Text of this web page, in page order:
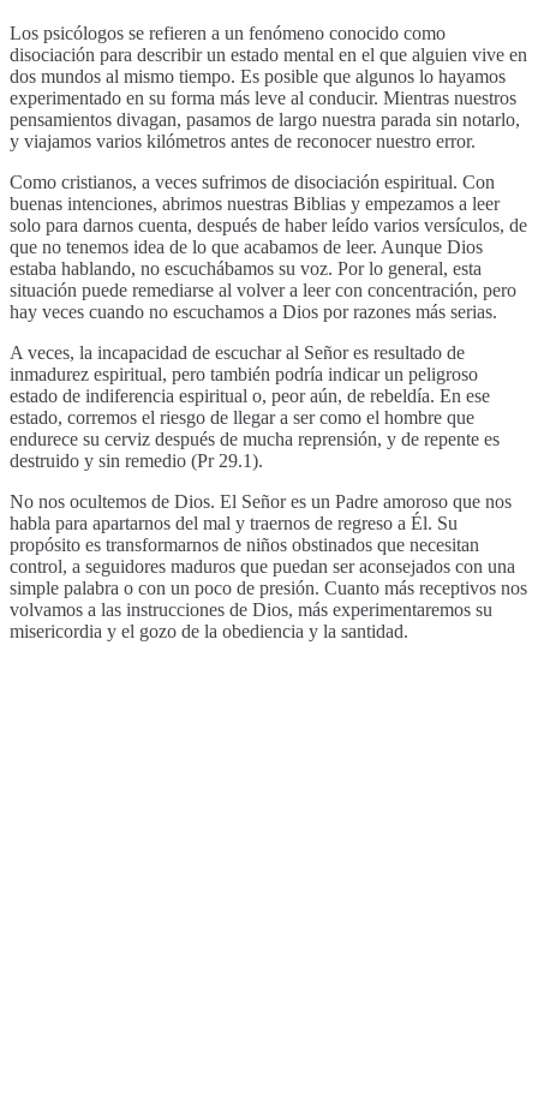
Los psicólogos se refieren a un fenómeno conocido como
disociación para describir un estado mental en el que alguien vive en
dos mundos al mismo tiempo. Es posible que algunos lo hayamos
experimentado en su forma más leve al conducir. Mientras nuestros
pensamientos divagan, pasamos de largo nuestra parada sin notarlo,
y viajamos varios kilómetros antes de reconocer nuestro error.
Como cristianos, a veces sufrimos de disociación espiritual. Con
buenas intenciones, abrimos nuestras Biblias y empezamos a leer
solo para darnos cuenta, después de haber leído varios versículos, de
que no tenemos idea de lo que acabamos de leer. Aunque Dios
estaba hablando, no escuchábamos su voz. Por lo general, esta
situación puede remediarse al volver a leer con concentración, pero
hay veces cuando no escuchamos a Dios por razones más serias.
A veces, la incapacidad de escuchar al Señor es resultado de
inmadurez espiritual, pero también podría indicar un peligroso
estado de indiferencia espiritual o, peor aún, de rebeldía. En ese
estado, corremos el riesgo de llegar a ser como el hombre que
endurece su cerviz después de mucha reprensión, y de repente es
destruido y sin remedio (Pr 29.1).
No nos ocultemos de Dios. El Señor es un Padre amoroso que nos
habla para apartarnos del mal y traernos de regreso a Él. Su
propósito es transformarnos de niños obstinados que necesitan
control, a seguidores maduros que puedan ser aconsejados con una
simple palabra o con un poco de presión. Cuanto más receptivos nos
volvamos a las instrucciones de Dios, más experimentaremos su
misericordia y el gozo de la obediencia y la santidad.